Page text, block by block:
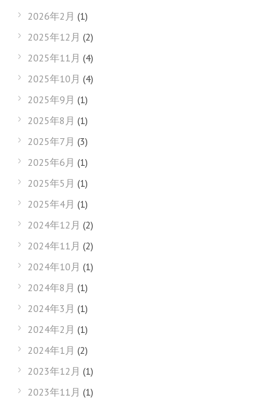
2026年2月 (1)
2025年12月 (2)
2025年11月 (4)
2025年10月 (4)
2025年9月 (1)
2025年8月 (1)
2025年7月 (3)
2025年6月 (1)
2025年5月 (1)
2025年4月 (1)
2024年12月 (2)
2024年11月 (2)
2024年10月 (1)
2024年8月 (1)
2024年3月 (1)
2024年2月 (1)
2024年1月 (2)
2023年12月 (1)
2023年11月 (1)